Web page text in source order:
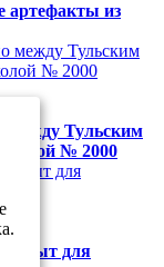
артефакты из
между Тульским
№ 2000
для